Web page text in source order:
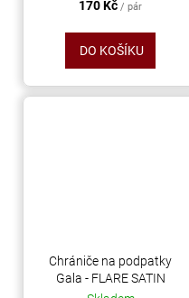
170 Kč / pár
DO KOŠÍKU
Chrániče na podpatky
Gala - FLARE SATIN